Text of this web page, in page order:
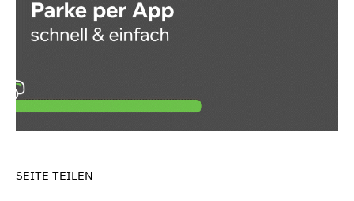
SEITE TEILEN